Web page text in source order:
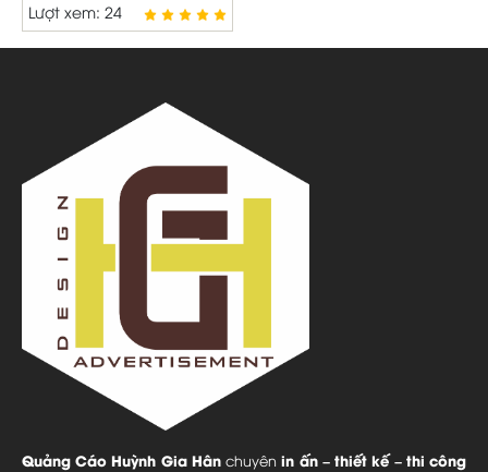
Lượt xem: 24
Quảng Cáo Huỳnh Gia Hânchuyênin ấn – thiết kế – thi công